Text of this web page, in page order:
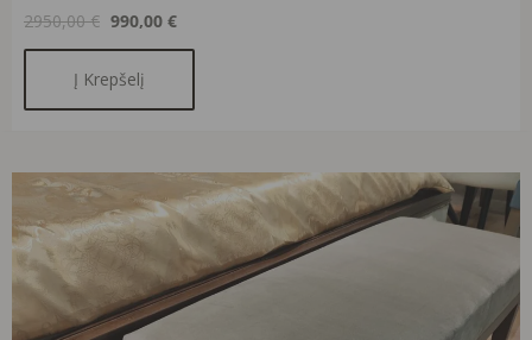
2950,00€ 990,00 €
Į Krepšelį
price
was:
421,00 €.
Current
price
is:
225,00 €.